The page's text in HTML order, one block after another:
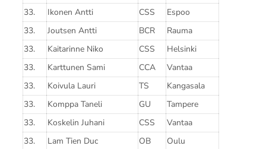
33.
Ikonen Antti CSS
Espoo
33.
Joutsen Antti BCR
Rauma
33.
Kaitarinne Niko CSS
Helsinki
33.
Karttunen Sami CCA
Vantaa
33.
Koivula Lauri TS
Kangasala
33.
Komppa Taneli GU
Tampere
33.
Koskelin Juhani CSS
Vantaa
33.
Lam Tien Duc OB
Oulu